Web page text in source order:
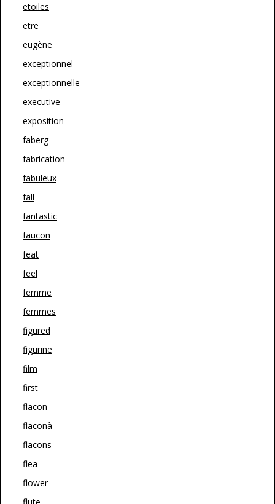
etoiles
etre
eugène
exceptionnel
exceptionnelle
executive
exposition
faberg
fabrication
fabuleux
fall
fantastic
faucon
feat
feel
femme
femmes
figured
figurine
film
first
flacon
flaconà
flacons
flea
flower